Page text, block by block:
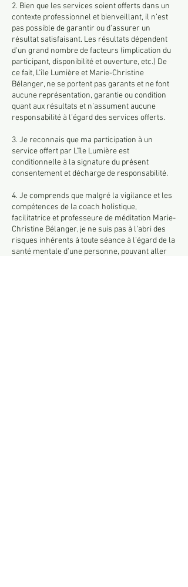
2. Bien que les services soient offerts dans un
contexte professionnel et bienveillant, il n’est
pas possible de garantir ou d'assurer un
résultat satisfaisant. Les résultats dépendent
d'un grand nombre de facteurs (implication du
participant, disponibilité et ouverture, etc.) De
ce fait, L'île Lumière et Marie-Christine
Bélanger, ne se portent pas garants et ne font
aucune représentation, garantie ou condition
quant aux résultats et n’assument aucune
responsabilité à l’égard des services offerts.
3. Je reconnais que ma participation à un
service offert par L'île Lumière est
conditionnelle à la signature du présent
consentement et décharge de responsabilité.
4. Je comprends que malgré la vigilance et les
compétences de la coach holistique,
facilitatrice et professeure de méditation Marie-
Christine Bélanger, je ne suis pas à l’abri des
risques inhérents à toute séance à l’égard de la
santé mentale d’une personne, pouvant aller